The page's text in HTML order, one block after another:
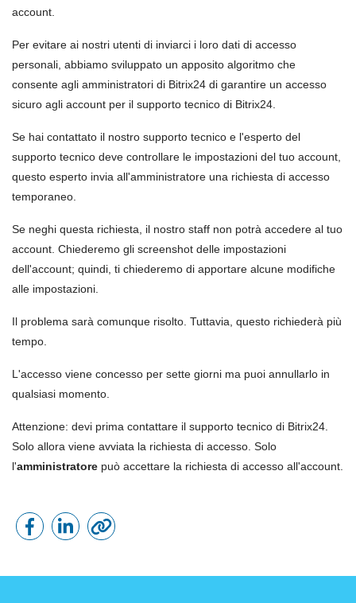
account.
Per evitare ai nostri utenti di inviarci i loro dati di accesso
personali, abbiamo sviluppato un apposito algoritmo che
consente agli amministratori di Bitrix24 di garantire un accesso
sicuro agli account per il supporto tecnico di Bitrix24.
Se hai contattato il nostro supporto tecnico e l'esperto del
supporto tecnico deve controllare le impostazioni del tuo account,
questo esperto invia all'amministratore una richiesta di accesso
temporaneo.
Se neghi questa richiesta, il nostro staff non potrà accedere al tuo
account. Chiederemo gli screenshot delle impostazioni
dell'account; quindi, ti chiederemo di apportare alcune modifiche
alle impostazioni.
Il problema sarà comunque risolto. Tuttavia, questo richiederà più
tempo.
L'accesso viene concesso per sette giorni ma puoi annullarlo in
qualsiasi momento.
Attenzione: devi prima contattare il supporto tecnico di Bitrix24.
Solo allora viene avviata la richiesta di accesso. Solo
l'amministratore può accettare la richiesta di accesso all'account.